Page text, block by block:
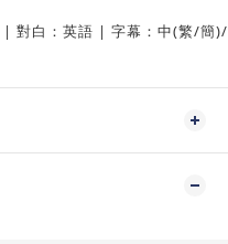
對白：英語 | 字幕：中(繁/簡)/